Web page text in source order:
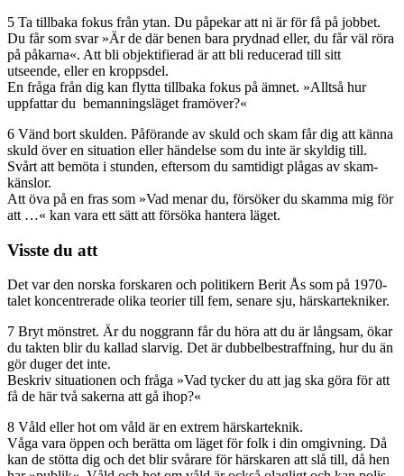
5 Ta tillbaka fokus från ytan. Du påpekar att ni är för få på jobbet.
Du får som svar »Är de där benen bara prydnad eller, du får väl röra
på påkarna«. Att bli objektifierad är att bli reducerad till sitt
utseende, eller en kroppsdel.
En fråga från dig kan flytta tillbaka fokus på ämnet. »Alltså hur
uppfattar du bemanningsläget framöver?«
6 Vänd bort skulden. Påförande av skuld och skam får dig att känna
skuld över en situation eller händelse som du inte är skyldig till.
Svårt att bemöta i stunden, eftersom du samtidigt plågas av skam­
känslor.
Att öva på en fras som »Vad menar du, för­söker du skamma mig för
att …« kan vara ett sätt att försöka hantera läget.
Visste du att
Det var den norska forskaren och politikern Berit Ås som på 1970-
talet koncentrerade olika teorier till fem, senare sju, härskartekniker.
7 Bryt mönstret. Är du noggrann får du höra att du är långsam, ökar
du takten blir du kallad slarvig. Det är dubbelbestraffning, hur du än
gör duger det inte.
Beskriv situationen och fråga »Vad tycker du att jag ska göra för att
få de här två sakerna att gå ihop?«
8 Våld eller hot om våld är en extrem härskarteknik.
Våga vara öppen och berätta om läget för folk i din omgivning. Då
kan de stötta dig och det blir svårare för härskaren att slå till, då hen